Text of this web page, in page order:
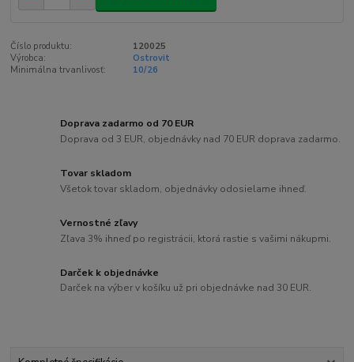
Číslo produktu:
120025
Výrobca:
Ostrovit
Minimálna trvanlivosť:
10/26
Doprava zadarmo od 70 EUR
Doprava od 3 EUR, objednávky nad 70 EUR doprava zadarmo.
Tovar skladom
Všetok tovar skladom, objednávky odosielame ihneď.
Vernostné zľavy
Zľava 3% ihneď po registrácii, ktorá rastie s vašimi nákupmi.
Darček k objednávke
Darček na výber v košíku už pri objednávke nad 30 EUR.